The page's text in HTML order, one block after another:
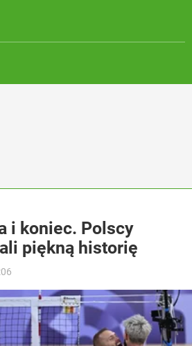
i koniec. Polscy
piękną historię